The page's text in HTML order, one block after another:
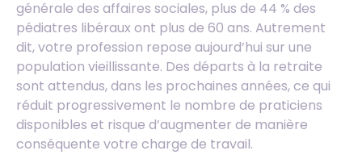
générale des affaires sociales, plus de 44 % des
pédiatres libéraux ont plus de 60 ans. Autrement
dit, votre profession repose aujourd’hui sur une
population vieillissante. Des départs à la retraite
sont attendus, dans les prochaines années, ce qui
réduit progressivement le nombre de praticiens
disponibles et risque d’augmenter de manière
conséquente votre charge de travail.